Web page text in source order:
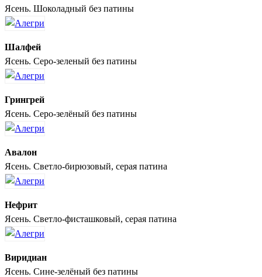
Ясень. Шоколадный без патины
Шалфей
Ясень. Серо-зеленый без патины
Грингрей
Ясень. Серо-зелёный без патины
Авалон
Ясень. Светло-бирюзовый, серая патина
Нефрит
Ясень. Светло-фисташковый, серая патина
Виридиан
Ясень. Сине-зелёный без патины